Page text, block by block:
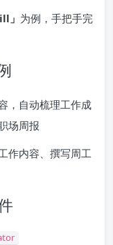
」 为例，手把手完
，自动梳理工作成
场周报
作内容、撰写周工